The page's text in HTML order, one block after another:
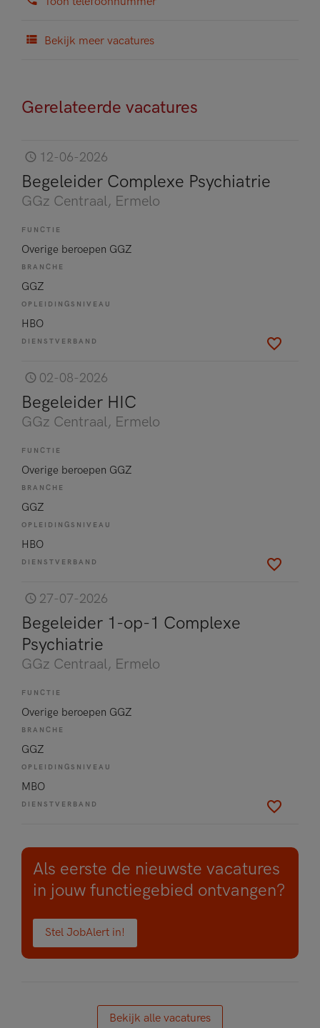
Bekijk meer vacatures
Gerelateerde vacatures
12-06-2026
Begeleider Complexe Psychiatrie
GGz Centraal, Ermelo
FUNCTIE
Overige beroepen GGZ
BRANCHE
GGZ
OPLEIDINGSNIVEAU
HBO
DIENSTVERBAND
02-08-2026
Begeleider HIC
GGz Centraal, Ermelo
FUNCTIE
Overige beroepen GGZ
BRANCHE
GGZ
OPLEIDINGSNIVEAU
HBO
DIENSTVERBAND
27-07-2026
Begeleider 1-op-1 Complexe
Psychiatrie
GGz Centraal, Ermelo
FUNCTIE
Overige beroepen GGZ
BRANCHE
GGZ
OPLEIDINGSNIVEAU
MBO
DIENSTVERBAND
Als eerste de nieuwste vacatures
in jouw functiegebied ontvangen?
Stel JobAlert in!
Bekijk alle vacatures